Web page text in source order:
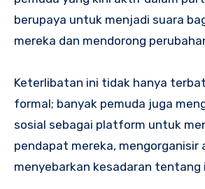
berupaya untuk menjadi suara
mereka dan mendorong
Keterlibatan ini tidak hanya
formal; banyak pemuda juga
sosial sebagai platform untuk
pendapat mereka, mengorganisir
menyebarkan kesadaran tentang